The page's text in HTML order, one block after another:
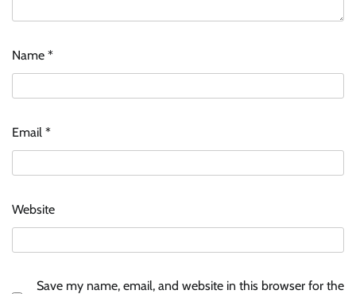
Name *
Email *
Website
Save my name, email, and website in this browser for the